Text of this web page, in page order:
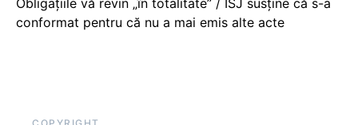
Obligațiile vă revin „în totalitate” / ISJ susține că s-a
conformat pentru că nu a mai emis alte acte